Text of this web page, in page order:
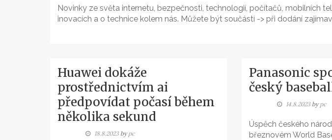
Novinky ze světa internetu, bezpečnosti, technologií, počítačů, mobilních
inovacích a o technice kolem nás. Můžete být součástí -> při dodání
Huawei dokáže
prostřednictvím ai
předpovídat počasí během
několika sekund
18.8.2023bypc
Panasonic
český
14.8.2023bypc
Úspěch českého
březnovém World